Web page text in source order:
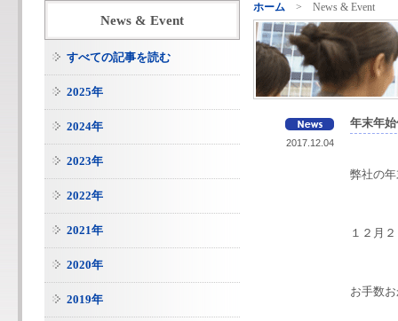
News & Event
すべての記事を読む
2025年
2024年
2023年
2022年
2021年
2020年
2019年
ホーム > News & Event
年末年
2017.12.04
弊社の
１２月
お手数